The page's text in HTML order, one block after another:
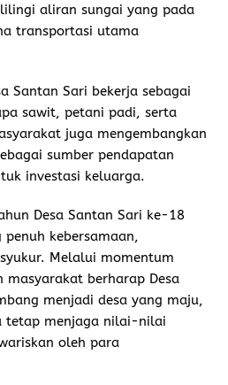
aliran sungai yang pada
transportasi utama
Santan Sari bekerja sebagai
sawit, petani padi, serta
juga mengembangkan
sumber pendapatan
investasi keluarga.
Desa Santan Sari ke-18
kebersamaan,
Melalui momentum
masyarakat berharap Desa
menjadi desa yang maju,
tetap menjaga nilai-nilai
oleh para